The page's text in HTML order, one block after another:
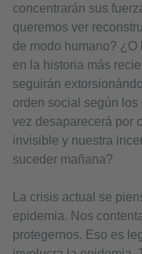
concentrarán sus
queremos ver
de modo humano? ¿O
en la historia más
seguirán
orden social según
vez desaparecerá por
invisible y nuestra
suceder mañana?
La crisis actual se
epidemia. Nos
protegernos. Eso es